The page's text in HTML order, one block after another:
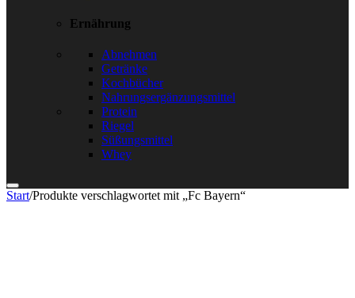
Ernährung
Abnehmen
Getränke
Kochbücher
Nahrungsergänzungsmittel
Protein
Riegel
Süßungsmittel
Whey
Start/Produkte verschlagwortet mit „Fc Bayern“